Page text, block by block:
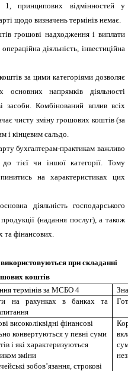
принципових відмінностей у
щодо визначень термінів немає.
грошові надходження і виплати
діяльність, інвестиційна
за цими категоріями дозволяє
напрямків діяльності
засоби. Комбінований вплив всіх
чисту зміну грошових коштів (за
і кінцевим сальдо.
бухгалтерам-практикам важливо
тієї чи іншої категорії. Тому
на характеристиках цих
діяльність господарського
(надання послуг), а також
та фінансових.
при складанні
коштів
термінів за МСБО 4
на рахунках в банках та
високоліквідні фінансові
конвертуються у певні суми
і які характеризуються
зміни
зобов’язання, строкові